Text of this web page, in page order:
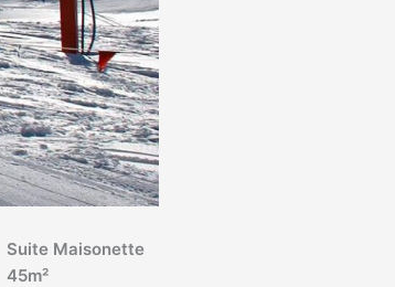
Suite Maisonette
45m²